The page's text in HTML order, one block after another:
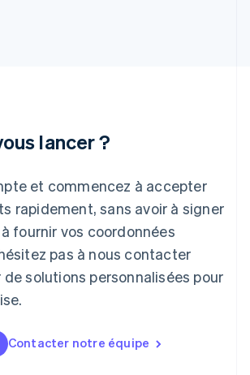
lancer ?
et commencez à accepter
rapidement, sans avoir à signer
fournir vos coordonnées
pas à nous contacter
solutions personnalisées pour
Contacter notre équipe
English